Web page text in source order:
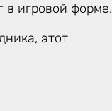
в игровой форме.
этот